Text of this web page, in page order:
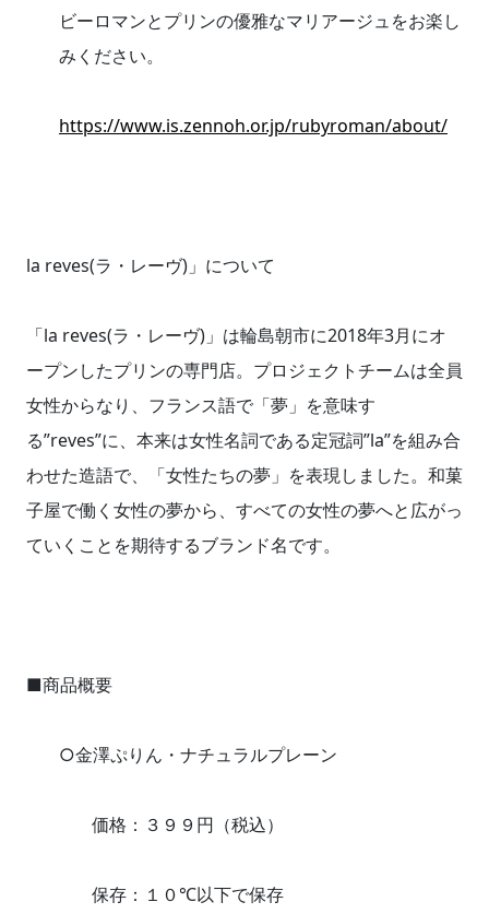
ビーロマンとプリンの優雅なマリアージュをお楽し
みください。
https://www.is.zennoh.or.jp/rubyroman/about/
la reves(ラ・レーヴ)」について
「la reves(ラ・レーヴ)」は輪島朝市に2018年3月にオ
ープンしたプリンの専門店。プロジェクトチームは全員
女性からなり、フランス語で「夢」を意味す
る”reves”に、本来は女性名詞である定冠詞”la”を組み合
わせた造語で、「女性たちの夢」を表現しました。和菓
子屋で働く女性の夢から、すべての女性の夢へと広がっ
ていくことを期待するブランド名です。
■商品概要
○金澤ぷりん・ナチュラルプレーン
価格：３９９円（税込）
保存：１０℃以下で保存